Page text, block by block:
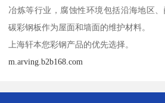
冶炼等行业，腐蚀性环境包括沿海地区
碳彩钢板作为屋面和墙面的维护材料。
上海轩本您彩钢产品的优先选择。
m.arving.b2b168.com